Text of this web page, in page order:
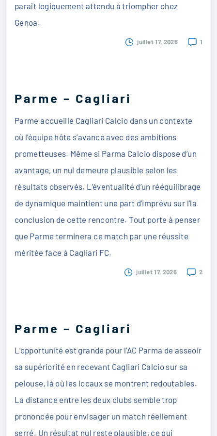
paraît logiquement attendu à triompher chez
Genoa.
1
juillet 17, 2026
Parme – Cagliari
Parme accueille Cagliari Calcio dans un contexte
où l’équipe hôte s’avance avec des ambitions
prometteuses. Même si Parma Calcio dispose d’un
avantage, un nul demeure plausible selon les
résultats observés. L’éventualité d’un rééquilibrage
de dynamique maintient une part d’imprévu sur l’la
conclusion de cette rencontre. Tout porte à penser
que Parme terminera ce match par une réussite
méritée face à Cagliari FC.
2
juillet 17, 2026
Parme – Cagliari
L’opportunité est grande pour l’AC Parma de asseoir
sa supériorité en recevant Cagliari Calcio sur sa
pelouse, là où les locaux se montrent redoutables.
La distance entre les deux clubs semble trop
prononcée pour envisager un match réellement
serré. Un résultat nul reste plausible, ce qui